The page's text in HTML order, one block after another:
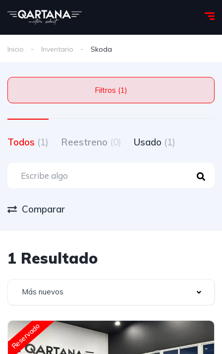
Inicio Inventario Skoda
Filtros (1)
Todos (1) Reestreno (0) Usado (1)
Comparar
1 Resultado
Más nuevos
Reservado